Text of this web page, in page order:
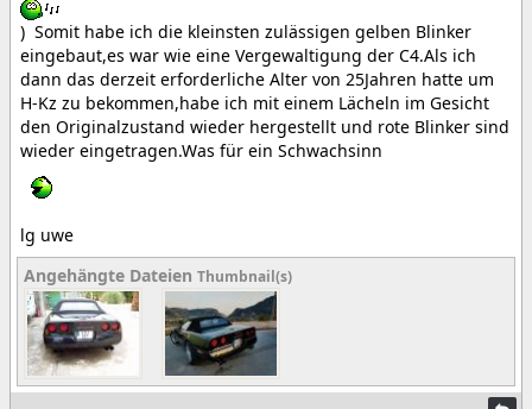
) Somit habe ich die kleinsten zulässigen gelben Blinker
eingebaut,es war wie eine Vergewaltigung der C4.Als ich
dann das derzeit erforderliche Alter von 25Jahren hatte um
H-Kz zu bekommen,habe ich mit einem Lächeln im Gesicht
den Originalzustand wieder hergestellt und rote Blinker sind
wieder eingetragen.Was für ein Schwachsinn
lg uwe
Angehängte Dateien Thumbnail(s)